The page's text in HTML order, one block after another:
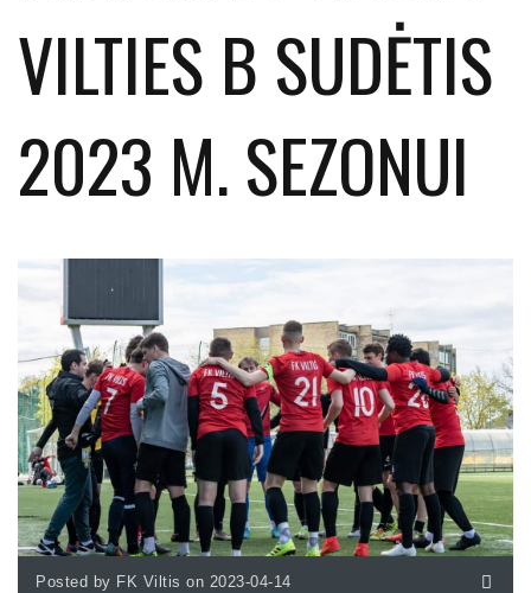
VILTIES B SUDĖTIS
2023 M. SEZONUI
Posted by FK Viltis on 2023-04-14